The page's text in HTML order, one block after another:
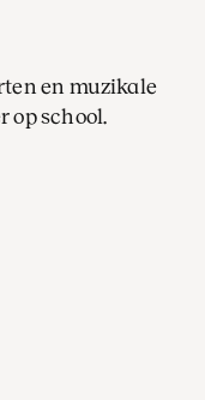
en muzikale
op school.